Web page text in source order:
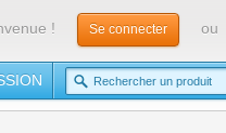
! Se connecter ou